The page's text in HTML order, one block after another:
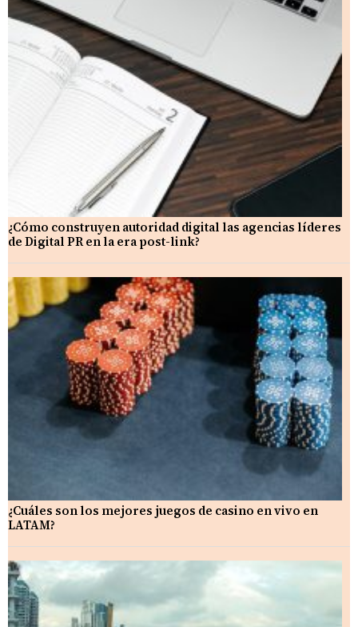
¿Cómo construyen autoridad digital las agencias líderes
de Digital PR en la era post-link?
¿Cuáles son los mejores juegos de casino en vivo en
LATAM?